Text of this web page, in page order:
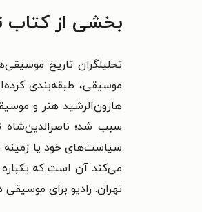
بخشی از کتاب
تحلیلگران تاریخ
موسیقی، طبقه‌بندی
هارون‌الرشید هنر و
سبب شد؛ ناصرالدین‌شاه
سیاست‌های خود یا زمینه
تهران. رادیو برای